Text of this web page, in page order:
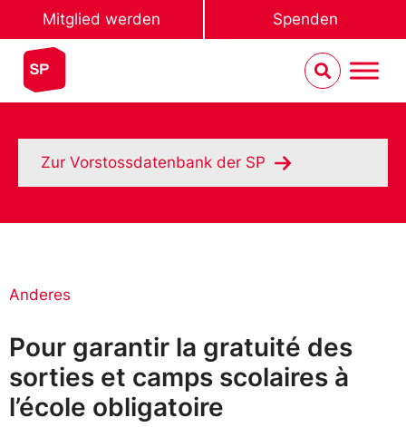
Mitglied werden Spenden
Zur Vorstossdatenbank der SP
Anderes
Pour garantir la gratuité des
sorties et camps scolaires à
l’école obligatoire